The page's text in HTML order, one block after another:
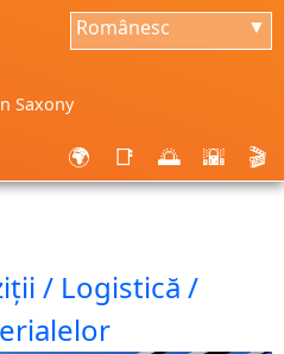
Românesc ▼
Saxony
🌍 📑 🌅 🌇 🎬
/ Logistică /